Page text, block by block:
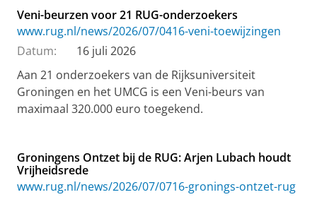
Veni-beurzen voor 21 RUG-onderzoekers
www.rug.nl/news/2026/07/0416-veni-toewijzingen
Datum:
16 juli 2026
Aan 21 onderzoekers van de Rijksuniversiteit
Groningen en het UMCG is een Veni-beurs van
maximaal 320.000 euro toegekend.
Groningens Ontzet bij de RUG: Arjen Lubach houdt
Vrijheidsrede
www.rug.nl/news/2026/07/0716-gronings-ontzet-rug